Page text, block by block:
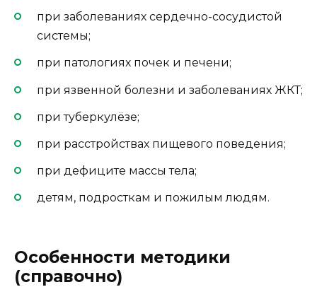
при заболеваниях сердечно-сосудистой
системы;
при патологиях почек и печени;
при язвенной болезни и заболеваниях ЖКТ;
при туберкулёзе;
при расстройствах пищевого поведения;
при дефиците массы тела;
детям, подросткам и пожилым людям.
Особенности методики
(справочно)